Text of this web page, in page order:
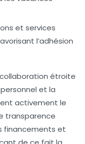
et services
l’adhésion
étroite
et la
activement le
transparence
financements et